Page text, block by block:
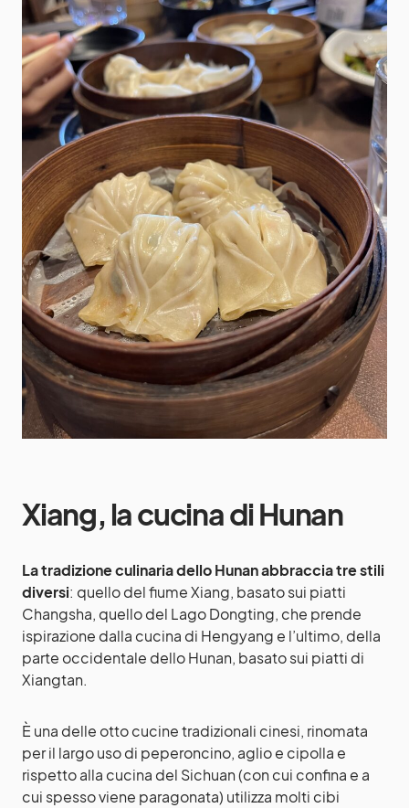
Xiang, la cucina di Hunan
La tradizione culinaria dello Hunan abbraccia tre stili
diversi: quello del fiume Xiang, basato sui piatti
Changsha, quello del Lago Dongting, che prende
ispirazione dalla cucina di Hengyang e l’ultimo, della
parte occidentale dello Hunan, basato sui piatti di
Xiangtan.
È una delle otto cucine tradizionali cinesi, rinomata
per il largo uso di peperoncino, aglio e cipolla e
rispetto alla cucina del Sichuan (con cui confina e a
cui spesso viene paragonata) utilizza molti cibi